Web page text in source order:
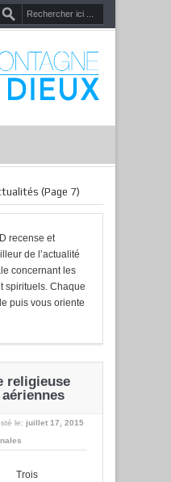
(Page 7)
recense et
de l’actualité
concernant les
spirituels. Chaque
puis vous oriente
religieuse
le: juillet 17, 2015
Trois